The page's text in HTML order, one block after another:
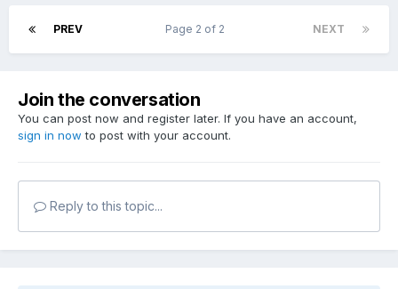
PREV NEXT
Page 2 of 2
Join the conversation
You can post now and register later. If you have an account,
sign in now to post with your account.
Reply to this topic...